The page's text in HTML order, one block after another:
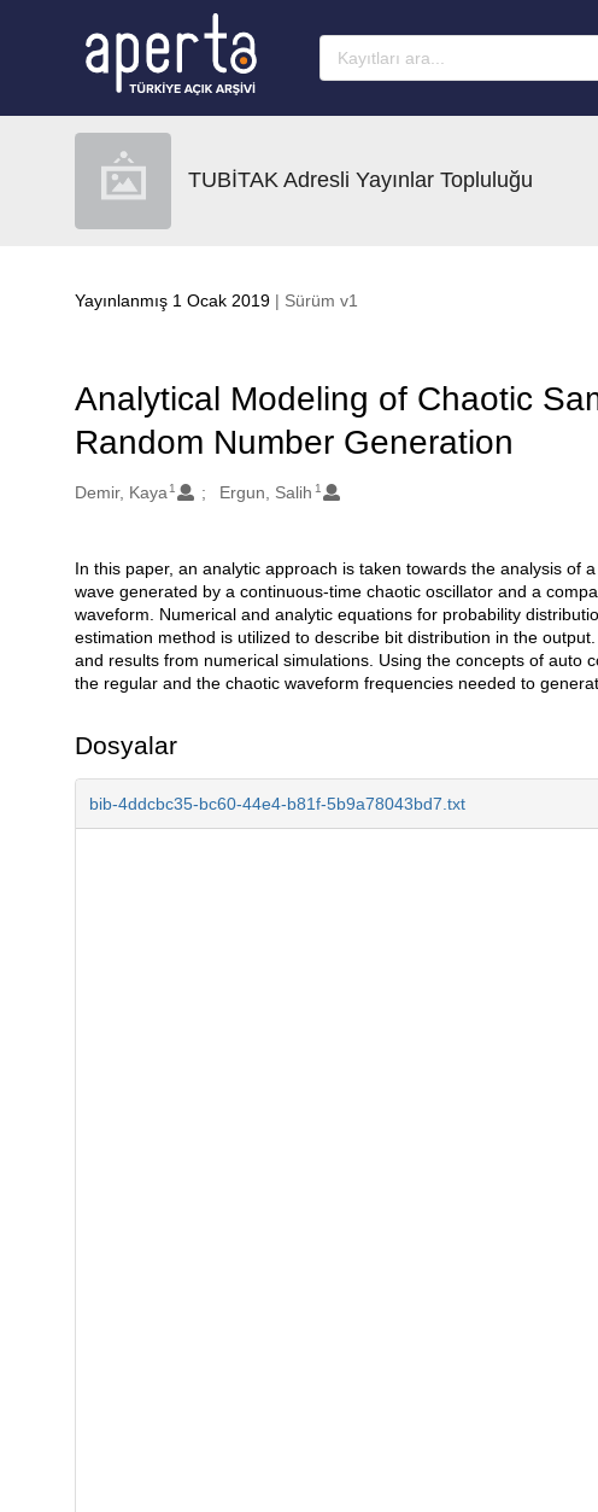
TUBİTAK Adresli Yayınlar Topluluğu
Yayınlanmış 1 Ocak 2019 | Sürüm v1
Analytical Modeling of Chaotic
Random Number Generation
Oluşturanlar
Demir, Kaya 1 Ergun, Salih 1
Açıklama
In this paper, an analytic approach is taken towards the analysis of
wave generated by a continuous-time chaotic oscillator and a
waveform. Numerical and analytic equations for probability
estimation method is utilized to describe bit distribution in the
and results from numerical simulations. Using the concepts of auto
the regular and the chaotic waveform frequencies needed to
Dosyalar
bib-4ddcbc35-bc60-44e4-b81f-5b9a78043bd7.txt